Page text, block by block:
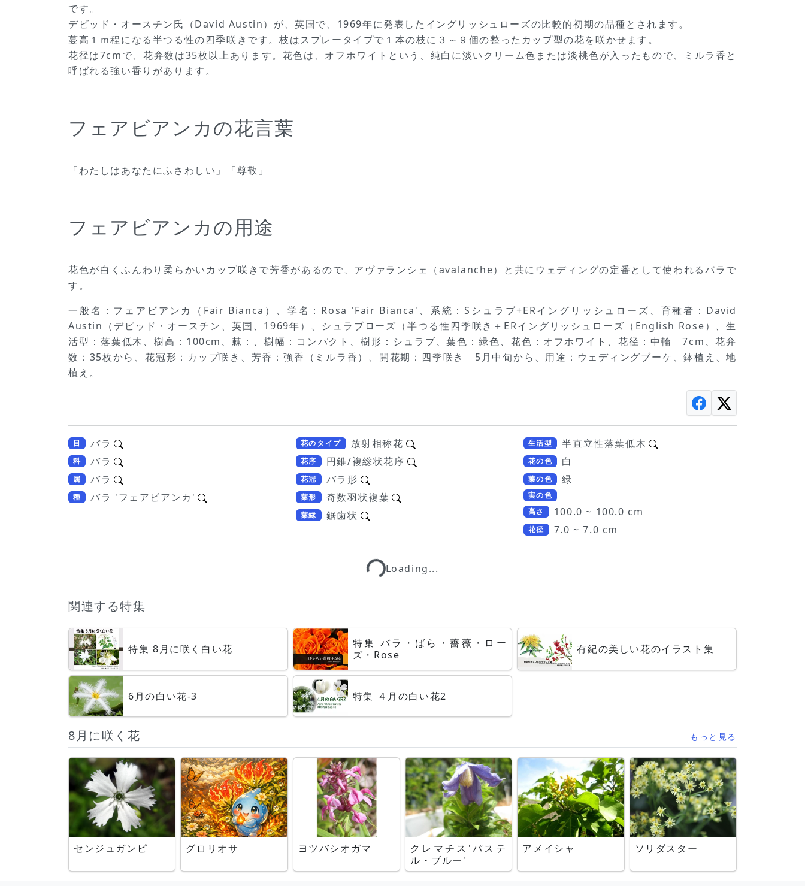
です。
デビッド・オースチン氏（David Austin）が、英国で、1969年に発表したイングリッシュローズの比較的初期の品種とされます。
蔓高１ｍ程になる半つる性の四季咲きです。枝はスプレータイプで１本の枝に３～９個の整ったカップ型の花を咲かせます。
花径は7cmで、花弁数は35枚以上あります。花色は、オフホワイトという、純白に淡いクリーム色または淡桃色が入ったもので、ミルラ香と
呼ばれる強い香りがあります。
フェアビアンカの花言葉
「わたしはあなたにふさわしい」「尊敬」
フェアビアンカの用途
花色が白くふんわり柔らかいカップ咲きで芳香があるので、アヴァランシェ（avalanche）と共にウェディングの定番として使われるバラで
す。
一般名：フェアビアンカ（Fair Bianca）、学名：Rosa 'Fair Bianca'、系統：Sシュラブ+ERイングリッシュローズ、育種者：David
Austin（デビッド・オースチン、英国、1969年）、シュラブローズ（半つる性四季咲き＋ERイングリッシュローズ（English Rose）、生
活型：落葉低木、樹高：100cm、棘：、樹幅：コンパクト、樹形：シュラブ、葉色：緑色、花色：オフホワイト、花径：中輪 7cm、花弁
数：35枚から、花冠形：カップ咲き、芳香：強香（ミルラ香）、開花期：四季咲き 5月中旬から、用途：ウェディングブーケ、鉢植え、地
植え。
目 バラ
科 バラ
属 バラ
種 バラ 'フェアビアンカ'
花のタイプ 放射相称花
花序 円錐/複総状花序
花冠 バラ形
葉形 奇数羽状複葉
葉縁 鋸歯状
生活型 半直立性落葉低木
花の色 白
葉の色 緑
実の色
高さ
100.0 ~ 100.0 cm
花径 7.0 ~ 7.0 cm
Loading...Loading...
関連する特集
特集 8月に咲く白い花
特集 バラ・ばら・薔薇・ロー
ズ・Rose
有紀の美しい花のイラスト集
6月の白い花-3 特集 ４月の白い花2
8月に咲く花 もっと見る
センジュガンピ グロリオサ ヨツバシオガマ
クレマチス'パステ
ル・ブルー'
アメイシャ ソリダスター